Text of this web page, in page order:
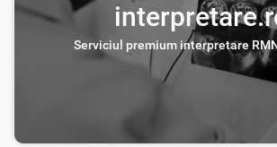
Serviciul premium interpretare